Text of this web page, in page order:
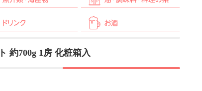
約700g 1房 化粧箱入